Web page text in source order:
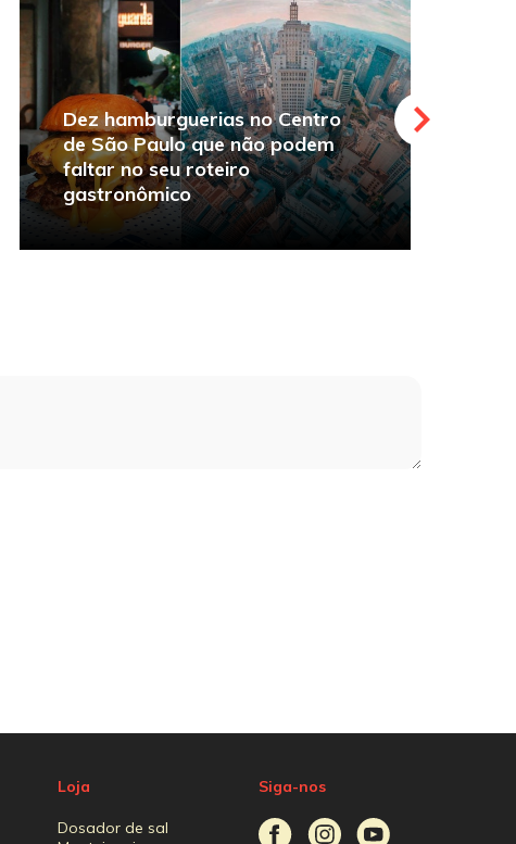
Dez hamburguerias no Centro
de São Paulo que não podem
faltar no seu roteiro
gastronômico
Loja
Dosador de sal
Siga-nos